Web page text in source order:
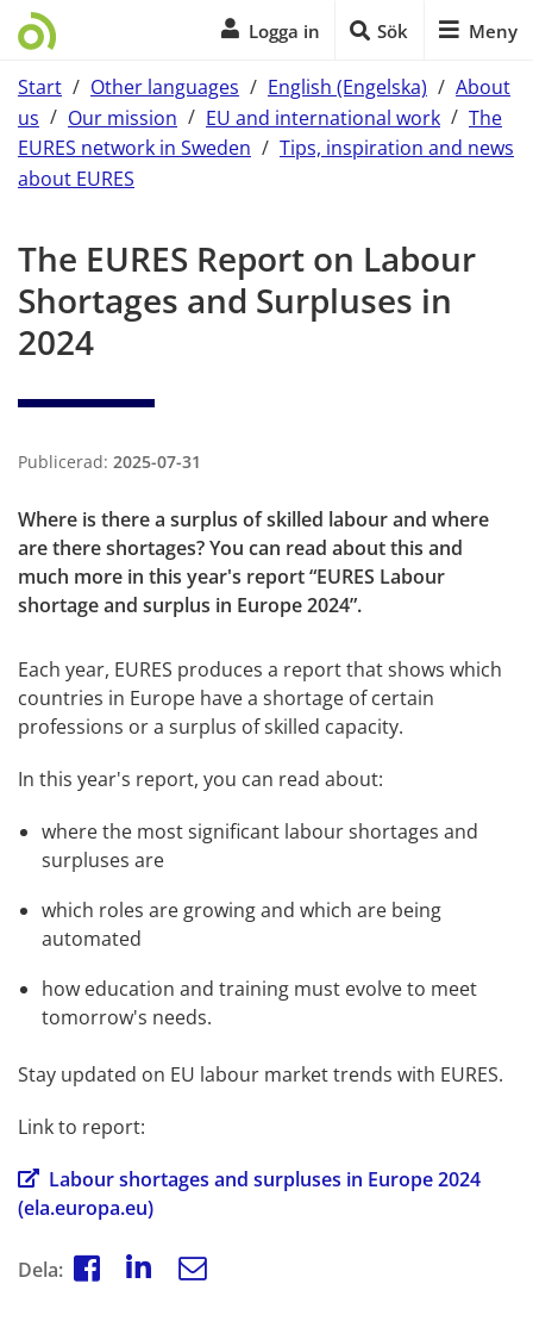
Logga in Sök Meny
Start / Other languages / English (Engelska) / About
us / Our mission / EU and international work / The
EURES network in Sweden / Tips, inspiration and news
about EURES
The EURES Report on Labour
Shortages and Surpluses in
2024
Publicerad: 2025-07-31
Where is there a surplus of skilled labour and where
are there shortages? You can read about this and
much more in this year's report EURES Labour
shortage and surplus in Europe 2024 .
Each year, EURES produces a report that shows which
countries in Europe have a shortage of certain
professions or a surplus of skilled capacity.
In this year's report, you can read about:
where the most significant labour shortages and
surpluses are
which roles are growing and which are being
automated
how education and training must evolve to meet
tomorrow's needs.
Stay updated on EU labour market trends with EURES.
Link to report:
Labour shortages and surpluses in Europe 2024
(ela.europa.eu)
Dela: